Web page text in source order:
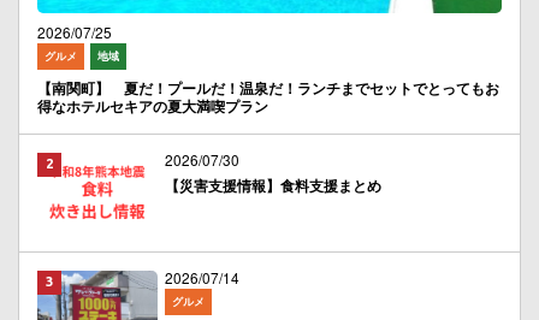
2026/07/25
グルメ 地域
【南関町】 夏だ！プールだ！温泉だ！ランチまでセットでとってもお
得なホテルセキアの夏大満喫プラン
2026/07/30
【災害支援情報】食料支援まとめ
2026/07/14
グルメ